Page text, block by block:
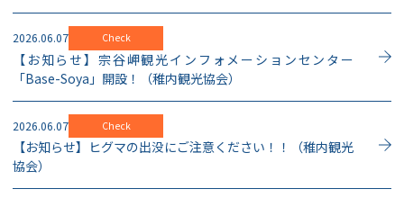
【お知らせ】宗谷岬観光インフォメーションセンター
「Base-Soya」開設！（稚内観光協会）
2026.06.07 Check
【お知らせ】ヒグマの出没にご注意ください！！（稚内観光
協会）
2026.06.07 Check